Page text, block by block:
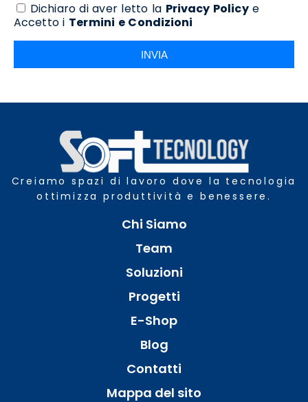
Dichiaro di aver letto la Privacy Policye
Accetto i Termini e Condizioni
INVIA
Creiamo spazi di lavoro dove la tecnologia
ottimizza produttività e benessere.
Chi Siamo
Team
Soluzioni
Progetti
E-Shop
Blog
Contatti
Mappa del sito